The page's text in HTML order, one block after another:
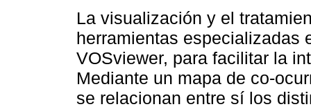
La visualización y el
herramientas especializadas
VOSviewer, para facilitar la
Mediante un mapa de co-
se relacionan entre sí los